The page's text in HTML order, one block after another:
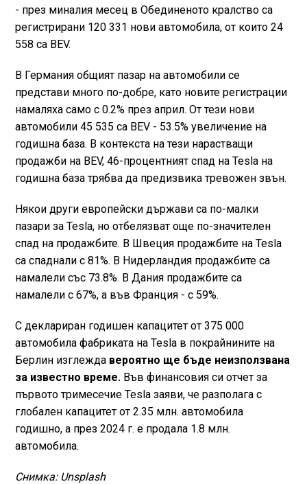
- през миналия месец в Обединеното кралство са
регистрирани 120 331 нови автомобила, от които 24
558 са BEV.
В Германия общият пазар на автомобили се
представи много по-добре, като новите регистрации
намаляха само с 0.2% през април. От тези нови
автомобили 45 535 са BEV - 53.5% увеличение на
годишна база. В контекста на тези нарастващи
продажби на BEV, 46-процентният спад на Tesla на
годишна база трябва да предизвика тревожен звън.
Някои други европейски държави са по-малки
пазари за Tesla, но отбелязват още по-значителен
спад на продажбите. В Швеция продажбите на Tesla
са спаднали с 81%. В Нидерландия продажбите са
намалели със 73.8%. В Дания продажбите са
намалели с 67%, а във Франция - с 59%.
С деклариран годишен капацитет от 375 000
автомобила фабриката на Tesla в покрайнините на
Берлин изглежда вероятно ще бъде неизползвана
за известно време.Във финансовия си отчет за
първото тримесечие Tesla заяви, че разполага с
глобален капацитет от 2.35 млн. автомобила
годишно, а през 2024 г. е продала 1.8 млн.
автомобила.
Снимка: Unsplash